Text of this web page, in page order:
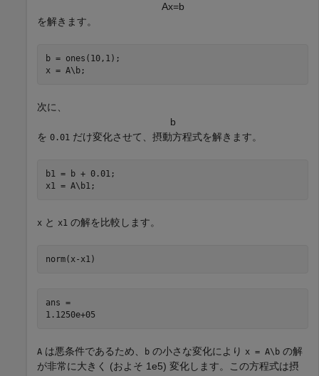
Ax=b
を解きます。
b = ones(10,1);
x = A\b;
次に、
b
を 0.01 だけ変化させて、摂動方程式を解きます。
b1 = b + 0.01;
x1 = A\b1;
x と x1 の解を比較します。
norm(x-x1)
ans =
A は悪条件であるため、 b の小さな変化により x = A\b の解
が非常に大きく (およそ 1e5) 変化します。この方程式は摂